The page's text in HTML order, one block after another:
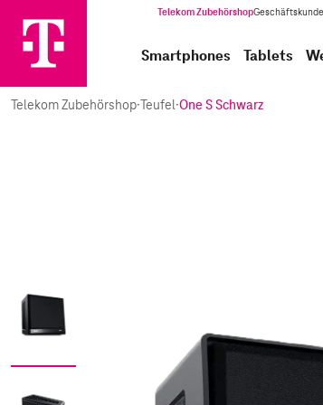
Telekom Zubehörshop(Wird in einem
Smartphones Tablets
Telekom Zubehörshop·Teufel·One S Schwarz